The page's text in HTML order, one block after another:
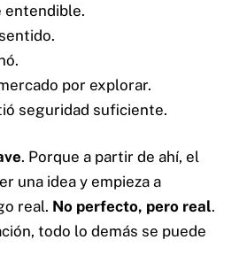
entendible.
por explorar.
seguridad suficiente.
. Porque a partir de ahí, el
una idea y empieza a
real. No perfecto, pero real.
todo lo demás se puede